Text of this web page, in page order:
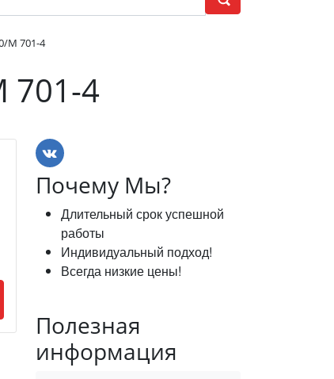
М 701-4
701-4
Почему Мы?
Длительный срок успешной
работы
Индивидуальный подход!
Всегда низкие цены!
Полезная
информация